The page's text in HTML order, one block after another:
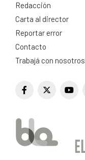
Redacción
Carta al director
Reportar error
Contacto
Trabajá con nosotros